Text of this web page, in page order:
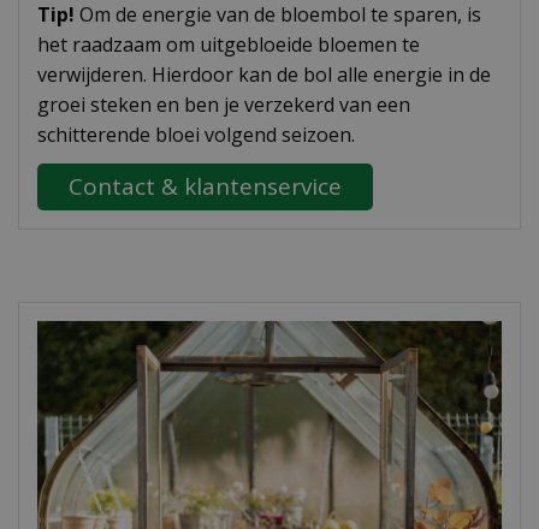
Tip! Om de energie van de bloembol te sparen, is
het raadzaam om uitgebloeide bloemen te
verwijderen. Hierdoor kan de bol alle energie in de
groei steken en ben je verzekerd van een
schitterende bloei volgend seizoen.
Contact & klantenservice